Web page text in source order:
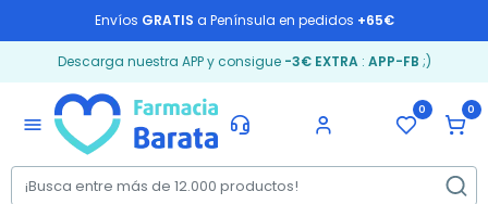
Envíos GRATIS a Península en pedidos +65€
Descarga nuestra APP y consigue -3€ EXTRA: APP-FB ;)
menu
0 0